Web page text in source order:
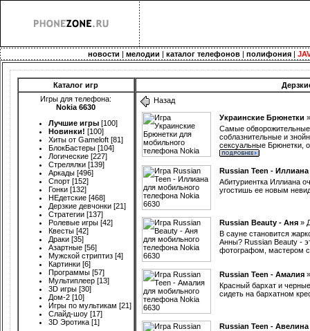
новости |мелодии |каталог телефонов |полифония |
Каталог игр
Игры для телефона:
Nokia 6630
Лучшие игры [100]
Новинки! [100]
Хиты от Gameloft [81]
БлокБастеры [104]
Логические [227]
Стрелялки [139]
Аркады [496]
Спорт [152]
Гонки [132]
НЕдетские [468]
Дерзкие девчонки [21]
Стратегии [137]
Ролевые игры [42]
Квесты [42]
Драки [35]
Азартные [56]
Мужской стриптиз [4]
Картинки [6]
Программы [57]
Мультиплеер [13]
3D игры [30]
Дом-2 [10]
Игры по мультикам [21]
Слайд-шоу [17]
3D Эротика [1]
Назад
Украинские Брюнетки
Самые
соблазнительные и
сексуальные Брюнетки,
Russian Teen - Иллиана
Абитуриентка Иллиана
угостишь ее новым
Russian Beauty - Аня »
В сауне становится
Анны? Russian Beauty -
фотографом, мастером
Russian Teen - Амалия
Красный бархат и
сидеть на бархатном
Russian Teen - Авелина